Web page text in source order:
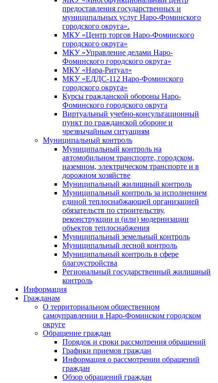
предоставления государственных и
муниципальных услуг Наро-Фоминского
городского округа».
МКУ «Центр торгов Наро-Фоминского
городского округа»
МКУ «Управление делами Наро-
Фоминского городского округа»
МКУ «Нара-Ритуал»
МКУ «ЕДДС-112 Наро-Фоминского
городского округа»
Курсы гражданской обороны Наро-
Фоминского городского округа
Виртуальный учебно-консультационный
пункт по гражданской обороне и
чрезвычайным ситуациям
Муниципальный контроль
Муниципальный контроль на
автомобильном транспорте, городском,
наземном, электрическом транспорте и в
дорожном хозяйстве
Муниципальный жилищный контроль
Муниципальный контроль за исполнением
единой теплоснабжающей организацией
обязательств по строительству,
реконструкции и (или) модернизации
объектов теплоснабжения
Муниципальный земельный контроль
Муниципальный лесной контроль
Муниципальный контроль в сфере
благоустройства
Региональный государственный жилищный
контроль
Информация
Гражданам
О территориальном общественном
самоуправлении в Наро-Фоминском городском
округе
Обращение граждан
Порядок и сроки рассмотрения обращений
Графики приемов граждан
Информация о рассмотрении обращений
граждан
Обзор обращений граждан